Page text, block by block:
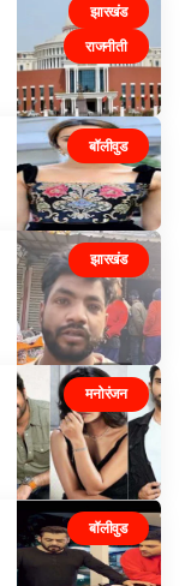
झारखंड
राजनीती
बॉलीवुड
झारखंड
मनोरंजन
बॉलीवुड